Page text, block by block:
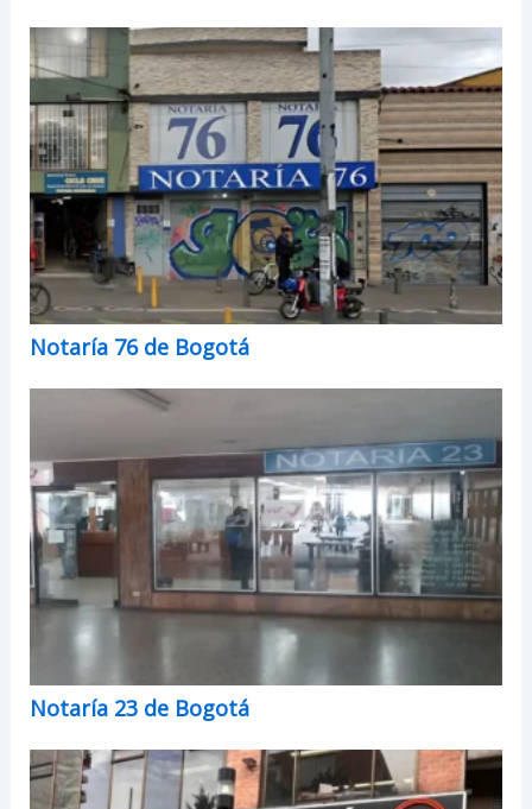
Notaría 76 de Bogotá
Notaría 23 de Bogotá